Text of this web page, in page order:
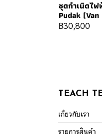
ชุดกำเนิดไ
Pudak
฿30,800
TEACH
เกี่ยวกับเรา
รายการสินค้า